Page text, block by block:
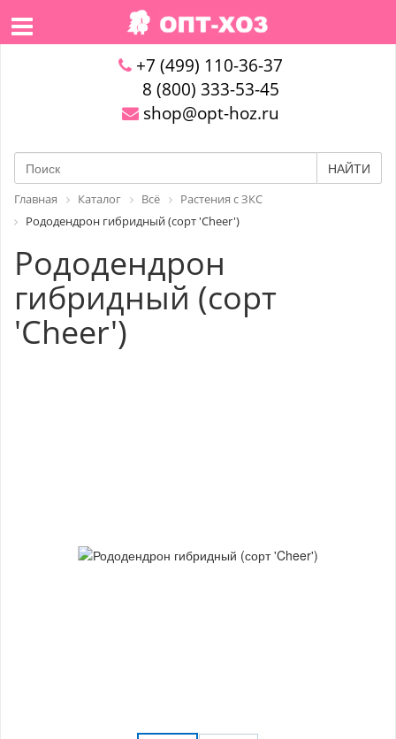
+7 (499) 110-36-37
8 (800) 333-53-45
shop@opt-hoz.ru
НАЙТИ
Главная Каталог Всё
Растения с ЗКС
Рододендрон гибридный (сорт 'Cheer')
Рододендрон
гибридный (сорт
'Cheer')